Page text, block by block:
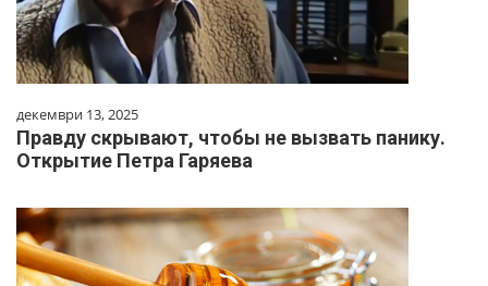
декември 13, 2025
Правду скрывают, чтобы не вызвать панику.
Открытие Петра Гаряева